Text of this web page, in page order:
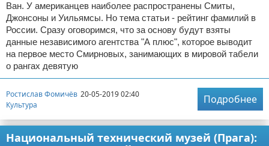
Ван. У американцев наиболее распространены Смиты,
Джонсоны и Уильямсы. Но тема статьи - рейтинг фамилий в
России. Сразу оговоримся, что за основу будут взяты
данные независимого агентства "А плюс", которое выводит
на первое место Смирновых, занимающих в мировой табели
о рангах девятую
Ростислав Фомичёв 20-05-2019 02:40
Культура
Подробнее
Национальный технический музей (Прага):